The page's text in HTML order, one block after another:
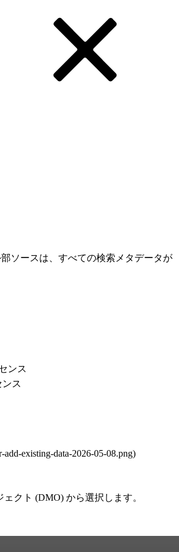
部ソースは、すべての検索メタデータが
ンス
ス
existing-data-2026-05-08.png)
クト (DMO) から選択します。